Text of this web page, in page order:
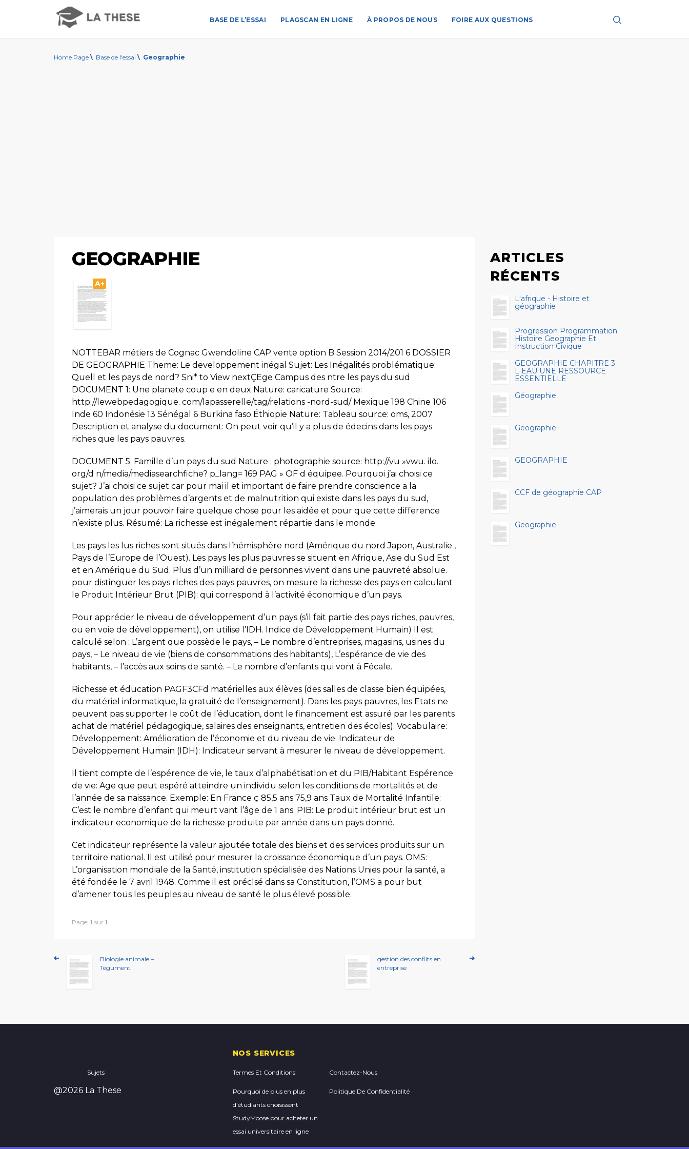
BASE DE L’ESSAI PLAGSCAN EN LIGNE À PROPOS DE NOUS FOIRE AUX QUESTIONS
Home Page \ Base de l'essai \ Geographie
GEOGRAPHIE
A+
NOTTEBAR métiers de Cognac Gwendoline CAP vente option B Session 2014/201 6 DOSSIER
DE GEOGRAPHIE Theme: Le developpement inégal Sujet: Les Inégalités problématique:
Quell et les pays de nord? Sni* to View nextÇEge Campus des ntre les pays du sud
DOCUMENT 1: Une planete coup e en deux Nature: caricature Source:
http://lewebpedagogique. com/lapasserelle/tag/relations -nord-sud/ Mexique 198 Chine 106
Inde 60 Indonésie 13 Sénégal 6 Burkina faso Éthiopie Nature: Tableau source: oms, 2007
Description et analyse du document: On peut voir qu’il y a plus de édecins dans les pays
riches que les pays pauvres.
DOCUMENT 5: Famille d’un pays du sud Nature : photographie source: http://vu »vwu. ilo.
org/d n/media/mediasearchfiche? p_lang= 169 PAG » OF d équipee. Pourquoi j’ai choisi ce
sujet? J’ai choisi ce sujet car pour mai il et important de faire prendre conscience a la
population des problèmes d’argents et de malnutrition qui existe dans les pays du sud,
j’aimerais un jour pouvoir faire quelque chose pour les aidée et pour que cette difference
n’existe plus. Résumé: La richesse est inégalement répartie dans le monde.
Les pays les lus riches sont situés dans l’hémisphère nord (Amérique du nord Japon, Australie ,
Pays de l’Europe de l’Ouest). Les pays les plus pauvres se situent en Afrique, Asie du Sud Est
et en Amérique du Sud. Plus d’un milliard de personnes vivent dans une pauvreté absolue.
pour distinguer les pays rlches des pays pauvres, on mesure la richesse des pays en calculant
le Produit Intérieur Brut (PIB): qui correspond à l’activité économique d’un pays.
Pour apprécier le niveau de développement d’un pays (s’il fait partie des pays riches, pauvres,
ou en voie de développement), on utilise l’IDH. Indice de Développement Humain) Il est
calculé selon : L’argent que possède le pays, – Le nombre d’entreprises, magasins, usines du
pays, – Le niveau de vie (biens de consommations des habitants), L’espérance de vie des
habitants, – l’accès aux soins de santé. – Le nombre d’enfants qui vont à Fécale.
Richesse et éducation PAGF3CFd matérielles aux élèves (des salles de classe bien équipées,
du matériel informatique, la gratuité de l’enseignement). Dans les pays pauvres, les Etats ne
peuvent pas supporter le coût de l’éducation, dont le financement est assuré par les parents
achat de matériel pédagogique, salaires des enseignants, entretien des écoles). Vocabulaire:
Développement: Amélioration de l’économie et du niveau de vie. Indicateur de
Développement Humain (IDH): Indicateur servant à mesurer le niveau de développement.
Il tient compte de l’espérence de vie, le taux d’alphabétisatlon et du PIB/Habitant Espérence
de vie: Age que peut espéré atteindre un individu selon les conditions de mortalités et de
l’année de sa naissance. Exemple: En France ç 85,5 ans 75,9 ans Taux de Mortalité Infantile:
C’est le nombre d’enfant qui meurt vant l’âge de 1 ans. PIB: Le produit intérieur brut est un
indicateur economique de la richesse produite par année dans un pays donné.
Cet indicateur représente la valeur ajoutée totale des biens et des services produits sur un
territoire national. Il est utilisé pour mesurer la croissance économique d’un pays. OMS:
L’organisation mondiale de la Santé, institution spécialisée des Nations Unies pour la santé, a
été fondée le 7 avril 1948. Comme il est préclsé dans sa Constitution, l’OMS a pour but
d’amener tous les peuples au niveau de santé le plus élevé possible.
Page: 1 sur 1
Biologie animale –
Tégument
gestion des conflits en
entreprise
ARTICLES
RÉCENTS
L'afrique - Histoire et
géographie
Progression Programmation
Histoire Geographie Et
Instruction Civique
GEOGRAPHIE CHAPITRE 3
L EAU UNE RESSOURCE
ESSENTIELLE
Géographie
Geographie
GEOGRAPHIE
CCF de géographie CAP
Geographie
Sujets
@2026 La These
NOS SERVICES
Termes Et Conditions Contactez-Nous
Pourquoi de plus en plus
d’étudiants choisissent
StudyMoose pour acheter un
essai universitaire en ligne
Politique De Confidentialité